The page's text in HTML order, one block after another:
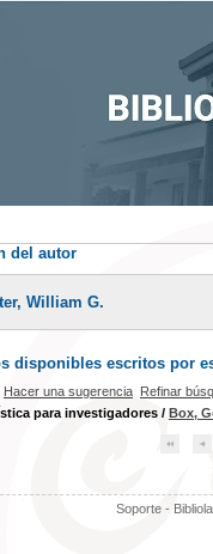
del autor
William G.
disponibles escritos por
Hacer una sugerencia Refinar
para investigadores / Box,
Soporte -